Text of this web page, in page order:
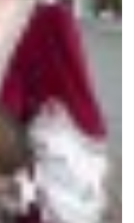
Boleslav, z.s.